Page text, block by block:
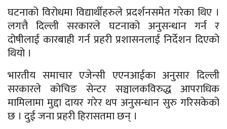
घटनाको विरोधमा विद्यार्थीहरुले प्रदर्शनसमेत गरेका थिए ।
लगत्तै दिल्ली सरकारले घटनाको अनुसन्धान गर्न र
दोषीलाई कारबाही गर्न प्रहरी प्रशासनलाई निर्देशन दिएको
थियो ।
भारतीय समाचार एजेन्सी एएनआईका अनुसार दिल्ली
सरकारले कोचिङ सेन्टर सञ्चालकविरुद्ध आपराधिक
मामिलामा मुद्दा दायर गरेर थप अनुसन्धान सुरु गरिसकेको
छ । दुई जना प्रहरी हिरासतमा छन् ।